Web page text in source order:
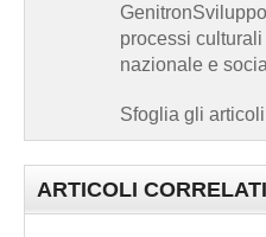
processi
nazionale e
Sfoglia gli
ARTICOLI CORRELATI